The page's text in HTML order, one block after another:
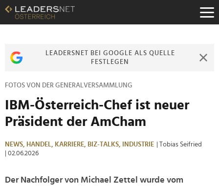
Zum
Inhalt
Zur
Zur
LEADERSNET BEI GOOGLE ALS QUELLE
FESTLEGEN
FOTOS VON DER GENERALVERSAMMLUNG
IBM-Österreich-Chef ist neuer
Präsident der AmCham
NEWS, HANDEL, KARRIERE, BIZ-TALKS, INDUSTRIE
| Tobias Seifried
| 02.06.2026
Der Nachfolger von Michael Zettel wurde vom